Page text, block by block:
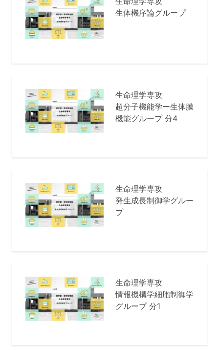
生体機序論グループ
生命理学専攻
超分子機能学ー生体膜
機能グループ 分4
生命理学専攻
発生成長制御学グルー
プ
生命理学専攻
情報機構学細胞制御学
グループ 分1